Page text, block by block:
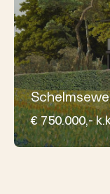
€ 750.000,-